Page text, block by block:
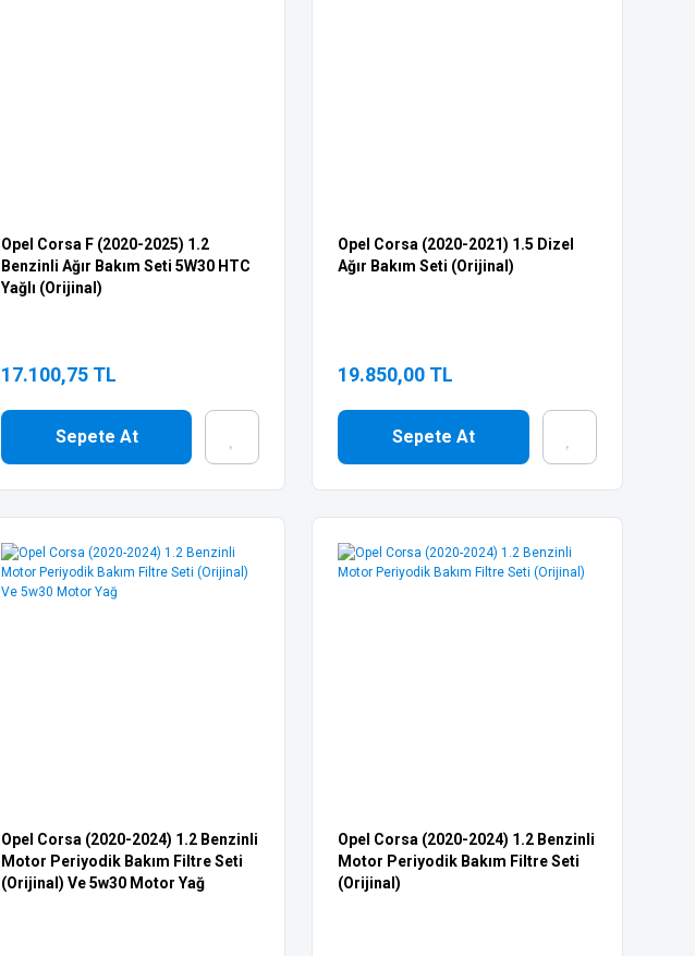
Opel Corsa F (2020-2025) 1.2
Benzinli Ağır Bakım Seti 5W30 HTC
Yağlı (Orijinal)
17.100,75 TL
Sepete At
Opel Corsa (2020-2021) 1.5 Dizel
Ağır Bakım Seti (Orijinal)
19.850,00 TL
Sepete At
Opel Corsa (2020-2024) 1.2 Benzinli
Motor Periyodik Bakım Filtre Seti
(Orijinal) Ve 5w30 Motor Yağ
Opel Corsa (2020-2024) 1.2 Benzinli
Motor Periyodik Bakım Filtre Seti
(Orijinal)